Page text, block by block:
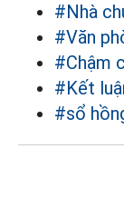
#Nhà
#Văn
#Chậm
#Kết
#sổ